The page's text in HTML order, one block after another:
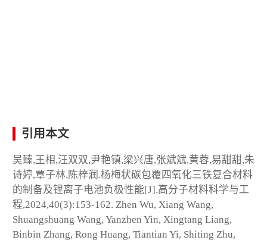
引用本文
吴臻,王相,汪双双,尹艳镇,梁兴唐,张斌斌,黄蓉,易甜甜,朱
诗婷,覃子林,陈梓润.杨梅状碳包覆四氧化三铁复合材料
的制备及锂离子电池负极性能[J].高分子材料科学与工
程,2024,40(3):153-162. Zhen Wu, Xiang Wang,
Shuangshuang Wang, Yanzhen Yin, Xingtang Liang,
Binbin Zhang, Rong Huang, Tiantian Yi, Shiting Zhu,